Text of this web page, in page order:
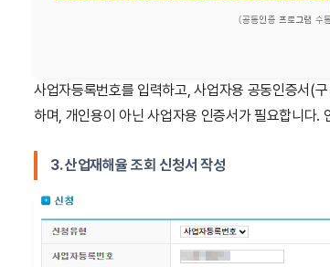
사업자등록번호를 입력하고, 사업자용 공동인증서(
하며, 개인용이 아닌 사업자용 인증서가 필요합니다.
3. 산업재해율 조회 신청서 작성